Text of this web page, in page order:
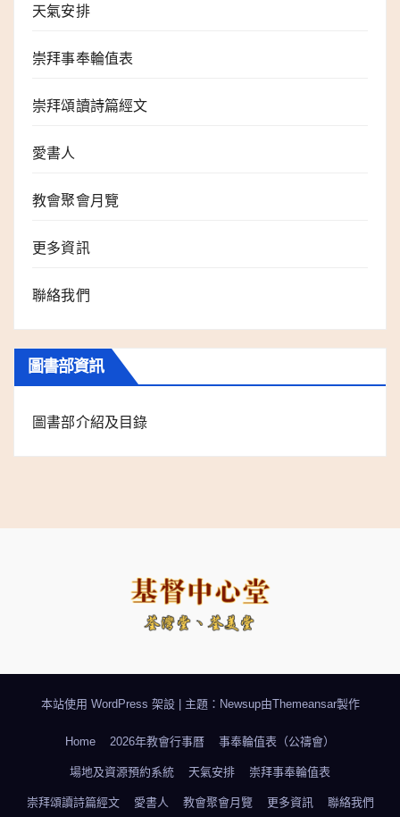
天氣安排
崇拜事奉輪值表
崇拜頌讀詩篇經文
愛書人
教會聚會月覽
更多資訊
聯絡我們
圖書部資訊
圖書部介紹及目錄
本站使用 WordPress 架設 | 主題：Newsup由Themeansar製作
Home 2026年教會行事曆 事奉輪值表（公禱會）
場地及資源預約系統 天氣安排 崇拜事奉輪值表
崇拜頌讀詩篇經文 愛書人 教會聚會月覽 更多資訊 聯絡我們